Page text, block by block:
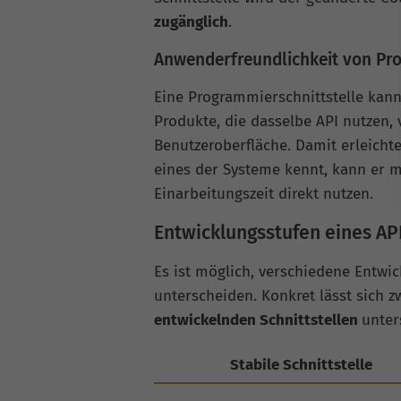
zugänglich.
Anwenderfreundlichkeit von
Eine Programmierschnittstelle kann
Produkte, die dasselbe API
Benutzeroberfläche. Damit
eines der Systeme kennt, kann er
Einarbeitungszeit direkt nutzen.
Entwicklungsstufen eines
Es ist möglich, verschiedene
unterscheiden. Konkret lässt sich
entwickelnden Schnittstellen
Stabile Schnittstelle